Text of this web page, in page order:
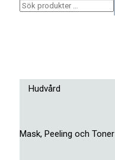
Hudvård
Mask, Peeling och Toner